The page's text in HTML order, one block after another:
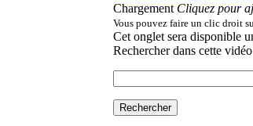
Chargement Cliquez pour
Vous pouvez faire un clic droit
Cet onglet sera disponible
Rechercher dans cette
Rechercher